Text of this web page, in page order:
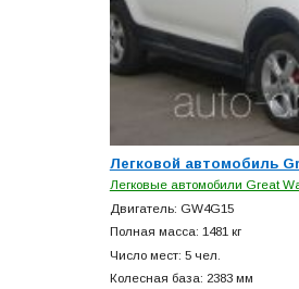
Легковой автомобиль
Легковые автомобили Great
Двигатель: GW4G15
Полная масса: 1481 кг
Число мест: 5 чел.
Колесная база: 2383 мм